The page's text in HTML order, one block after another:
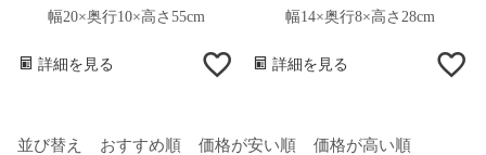
幅20×奥行10×高さ55cm
詳細を見る
幅14×奥行8×高さ28cm
詳細を見る
並び替え おすすめ順 価格が安い順 価格が高い順